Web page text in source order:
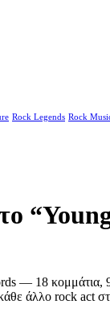
Rock Legends Rock
18 κομμάτια,
άλλο rock act